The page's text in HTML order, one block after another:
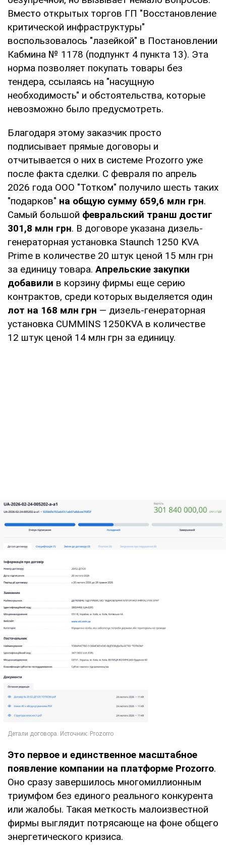
Вместо открытых торгов ГП "Восстановление
критической инфраструктуры"
воспользовалось "лазейкой" в Постановлении
Кабмина № 1178 (подпункт 4 пункта 13). Эта
норма позволяет покупать товары без
тендера, ссылаясь на "насущную
необходимость" и обстоятельства, которые
невозможно было предусмотреть.
Благодаря этому заказчик просто
подписывает прямые договоры и
отчитывается о них в системе Prozorro уже
после факта сделки. С февраля по апрель
2026 года ООО "Тотком" получило шесть таких
"подарков" на общую сумму 659,6 млн грн.
Самый большой февральский транш достиг
301,8 млн грн. В договоре указана дизель-
генераторная установка Staunch 1250 KVA
Prime в количестве 20 штук ценой 15 млн грн
за единицу товара. Апрельские закупки
добавили в корзину фирмы еще серию
контрактов, среди которых выделяется один
лот на 168 млн грн — дизель-генераторная
установка CUMMINS 1250KVA в количестве
12 штук ценой 14 млн грн за единицу.
Это первое и единственное масштабное
появление компании на платформе Prozorro.
Оно сразу завершилось многомиллионным
триумфом без единого реального конкурента
или жалобы. Такая меткость малоизвестной
фирмы выглядит потрясающе на фоне общего
энергетического кризиса.